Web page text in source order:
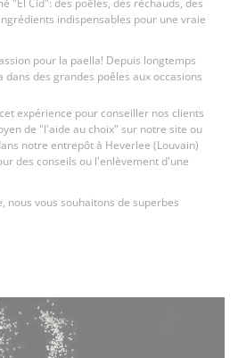
"El Cid": des poêles, des réchauds, des
indispensables pour une vraie
pour la paella! Depuis longtemps
des grandes poêles aux occasions
expérience pour conseiller nos clients
de "l'aide au choix" sur notre site ou
notre entrepôt à Heverlee (Louvain)
des conseils ou l'enlèvement d'une
nous vous souhaitons de superbes